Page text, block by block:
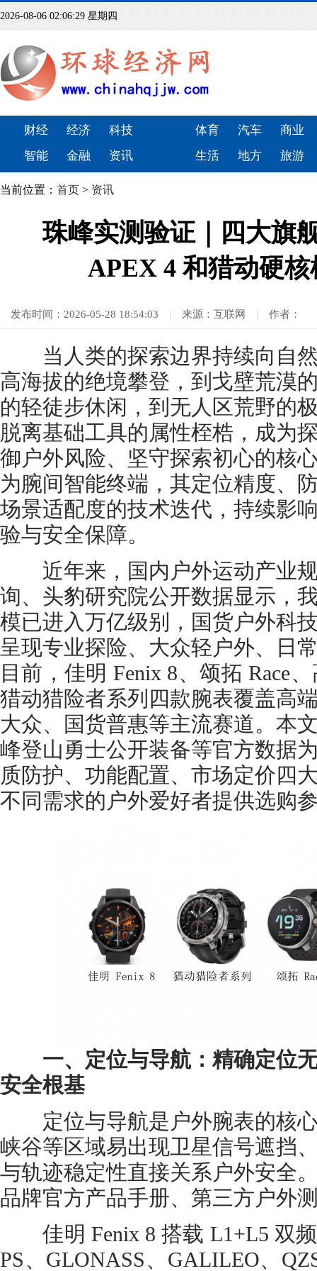
2026-08-06 02:06:31 星期四
财经 经济
科技
智能
金融 资讯
体育 汽车
商业
生活
地方 旅游
当前位置： 首页 > 资讯
珠峰实测验证｜四大旗
APEX 4 和猎动硬
发布时间：2026-05-28 18:54:03 | 来源：互联网 | 作者：
当人类的探索边界持续向自然
高海拔的绝境攀登，到戈壁荒漠
的轻徒步休闲，到无人区荒野的
脱离基础工具的属性桎梏，成为
御户外风险、坚守探索初心的核
为腕间智能终端，其定位精度、
场景适配度的技术迭代，持续影
验与安全保障。
近年来，国内户外运动产业规
询、头豹研究院公开数据显示，
模已进入万亿级别，国货户外科
呈现专业探险、大众轻户外、日
目前，佳明 Fenix 8、颂拓 Race
猎动猎险者系列四款腕表覆盖高
大众、国货普惠等主流赛道。本
峰登山勇士公开装备等官方数据
质防护、功能配置、市场定价四
不同需求的户外爱好者提供选购
一、定位与导航：精确定位无
安全根基
定位与导航是户外腕表的核心
峡谷等区域易出现卫星信号遮挡
与轨迹稳定性直接关系户外安全
品牌官方产品手册、第三方户外
佳明 Fenix 8 搭载 L1+L5 双频
PS、GLONASS、GALILEO、